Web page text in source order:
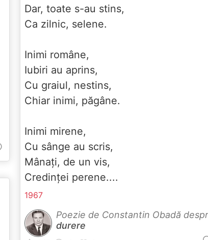
Dar, toate s-au stins,
Ca zilnic, selene.
Inimi române,
Iubiri au aprins,
Cu graiul, nestins,
Chiar inimi, păgâne.
Inimi mirene,
Cu sânge au scris,
Mânați, de un vis,
Credinței perene....
1967
Poezie de Constantin Obadă
durere